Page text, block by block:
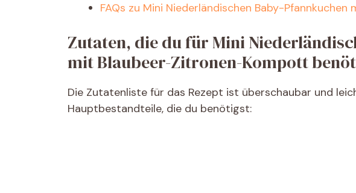
FAQs zu Mini Niederländischen Baby-
Zutaten, die du für Mini
mit Blaubeer-Zitronen-Kompott
Die Zutatenliste für das Rezept ist überschaubar und
Hauptbestandteile, die du benötigst: